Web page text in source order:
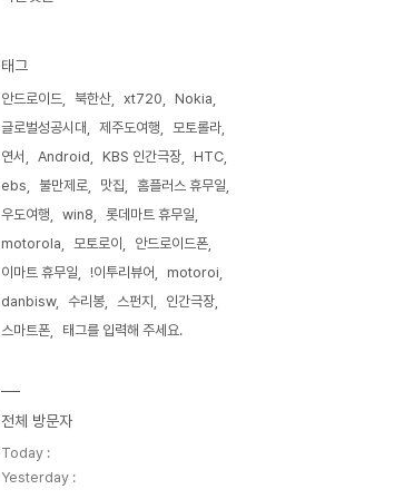
태그
안드로이드 북한산 xt720
Nokia
글로벌성공시대
제주도여행
모토롤라
연서
Android KBS 인간극장
HTC
ebs
불만제로 맛집
홈플러스 휴무일
우도여행
win8
롯데마트 휴무일
motorola
모토로이
안드로이드폰
이마트 휴무일
!이투리뷰어
motoroi
danbisw
수리봉 스펀지
인간극장
스마트폰
태그를 입력해 주세요.
전체 방문자
Today :
Yesterday :